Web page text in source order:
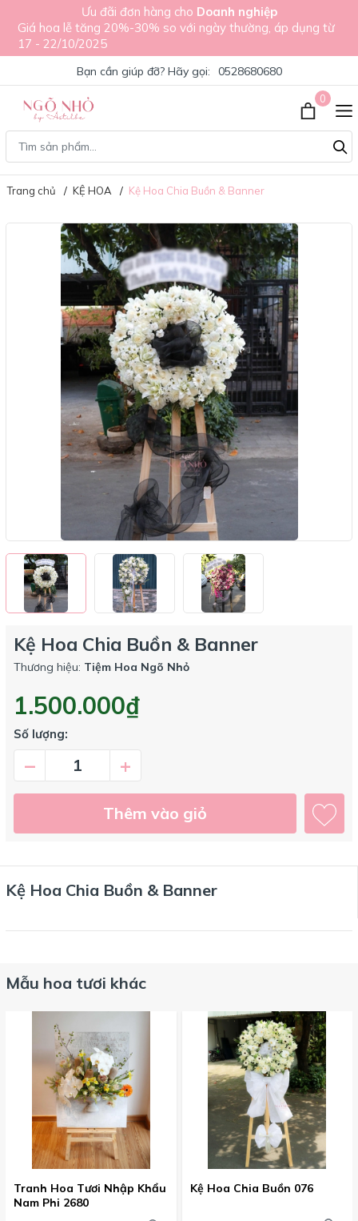
Ưu đãi đơn hàng cho Doanh nghiệp
Giá hoa lễ tăng 20%-30% so với ngày thường, áp dụng từ
17 - 22/10/2025
Bạn cần giúp đỡ? Hãy gọi: 0528680680
0
Trang chủ KỆ HOA Kệ Hoa Chia Buồn & Banner
Kệ Hoa Chia Buồn & Banner
Thương hiệu: Tiệm Hoa Ngõ Nhỏ
1.500.000₫
Số lượng:
– +
Thêm vào giỏ
Kệ Hoa Chia Buồn & Banner
Mẫu hoa tươi khác
Tranh Hoa Tươi Nhập Khẩu
Nam Phi 2680
Kệ Hoa Chia Buồn 076